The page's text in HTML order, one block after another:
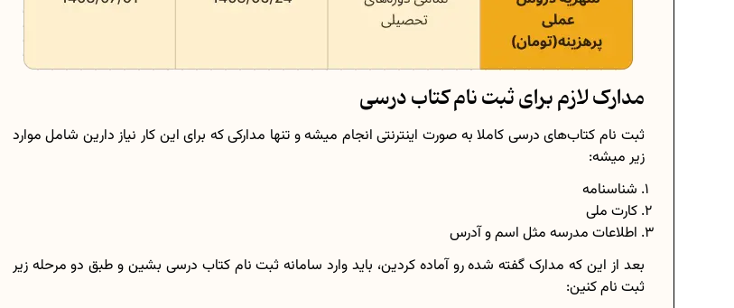
مدارک لازم برای ثبت‌ نام کتاب درسی
ثبت‌ نام کتاب‌های درسی کاملا به صورت اینترنتی انجام میشه و تنها مدارکی که برای این کار نیاز دارین شامل موارد
زیر میشه:
شناسنامه
کارت ملی
اطلاعات مدرسه مثل اسم و آدرس
بعد از این که مدارک گفته شده رو آماده کردین، باید وارد سامانه ثبت‌ نام کتاب درسی بشین و طبق دو مرحله زیر
ثبت‌ نام کنین: